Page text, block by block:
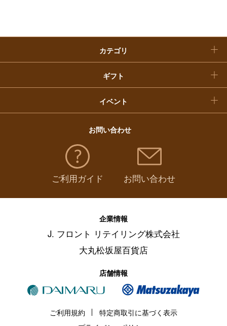
カテゴリ
ギフト
イベント
福袋
お問い合わせ
ご利用ガイド お問い合わせ
企業情報
J. フロント リテイリング株式会社
大丸松坂屋百貨店
店舗情報
ご利用規約
特定商取引に基づく表示